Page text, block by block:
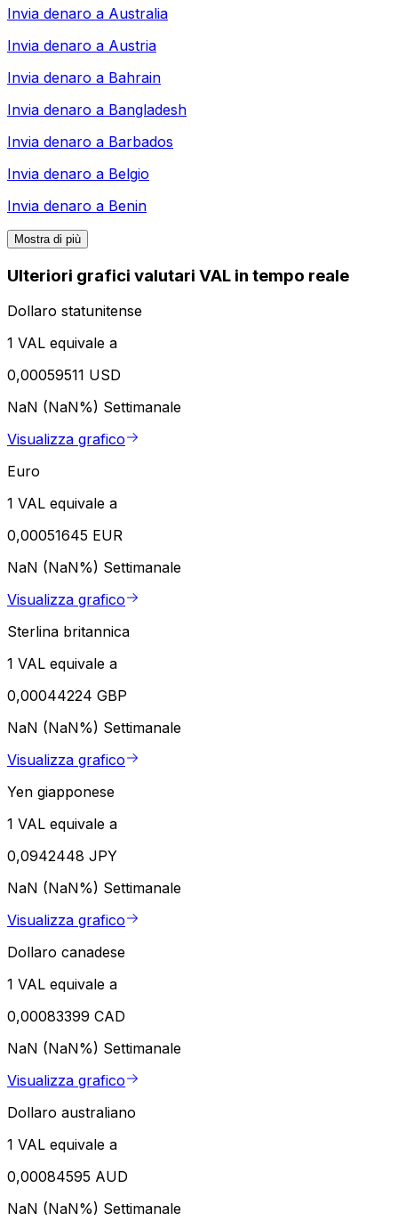
Invia denaro a Australia
Invia denaro a Austria
Invia denaro a Bahrain
Invia denaro a Bangladesh
Invia denaro a Barbados
Invia denaro a Belgio
Invia denaro a Benin
Mostra di più
Ulteriori grafici valutari VAL in tempo reale
Dollaro statunitense
1 VAL equivale a
0,00059511 USD
NaN (NaN%) Settimanale
Visualizza grafico
Euro
1 VAL equivale a
0,00051645 EUR
NaN (NaN%) Settimanale
Visualizza grafico
Sterlina britannica
1 VAL equivale a
0,00044224 GBP
NaN (NaN%) Settimanale
Visualizza grafico
Yen giapponese
1 VAL equivale a
0,0942448 JPY
NaN (NaN%) Settimanale
Visualizza grafico
Dollaro canadese
1 VAL equivale a
0,00083399 CAD
NaN (NaN%) Settimanale
Visualizza grafico
Dollaro australiano
1 VAL equivale a
0,00084595 AUD
NaN (NaN%) Settimanale